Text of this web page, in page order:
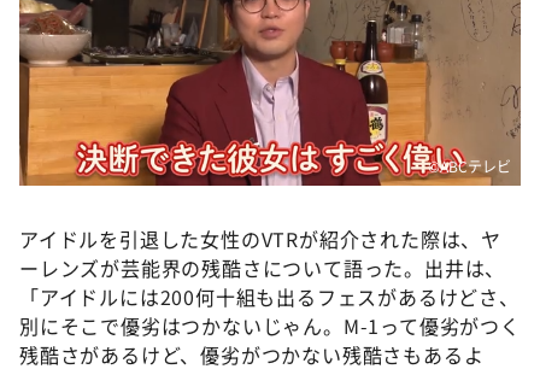
©️ABCテレビ
アイドルを引退した女性のVTRが紹介された際は、ヤ
ーレンズが芸能界の残酷さについて語った。出井は、
「アイドルには200何十組も出るフェスがあるけどさ、
別にそこで優劣はつかないじゃん。M-1って優劣がつく
残酷さがあるけど、優劣がつかない残酷さもあるよ